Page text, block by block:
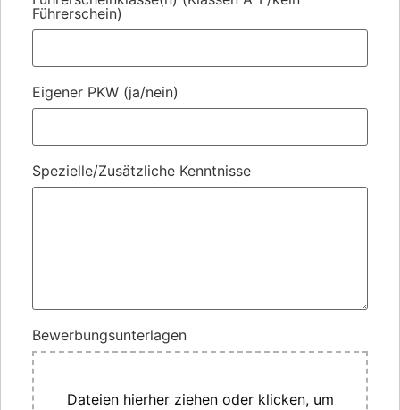
Führerschein)
Eigener PKW (ja/nein)
Spezielle/Zusätzliche Kenntnisse
Bewerbungsunterlagen
Dateien hierher ziehen oder klicken, um